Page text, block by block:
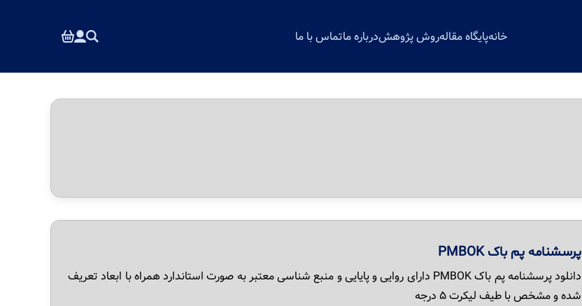
خانهپایگاه مقالهروش پژوهشدرباره ماتماس با ما
پرسشنامه پم باک PMBOK
دانلود پرسشنامه پم باک PMBOK دارای روایی و پایایی و منبع شناسی معتبر به صورت استاندارد همراه با ابعاد تعریف
شده و مشخص با طیف لیکرت ۵ درجه